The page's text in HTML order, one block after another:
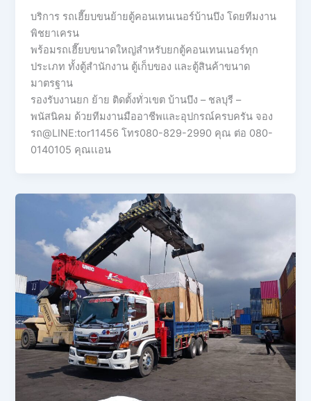
บริการ รถเฮี๊ยบขนย้ายตู้คอนเทนเนอร์บ้านบึง โดยทีมงาน
พิชยาเครน
พร้อมรถเฮี๊ยบขนาดใหญ่สำหรับยกตู้คอนเทนเนอร์ทุก
ประเภท ทั้งตู้สำนักงาน ตู้เก็บของ และตู้สินค้าขนาด
มาตรฐาน
รองรับงานยก ย้าย ติดตั้งทั่วเขต บ้านบึง – ชลบุรี –
พนัสนิคม ด้วยทีมงานมืออาชีพและอุปกรณ์ครบครัน จอง
รถ@LINE:tor11456 โทร080-829-2990 คุณ ต่อ 080-
0140105 คุณเเอน